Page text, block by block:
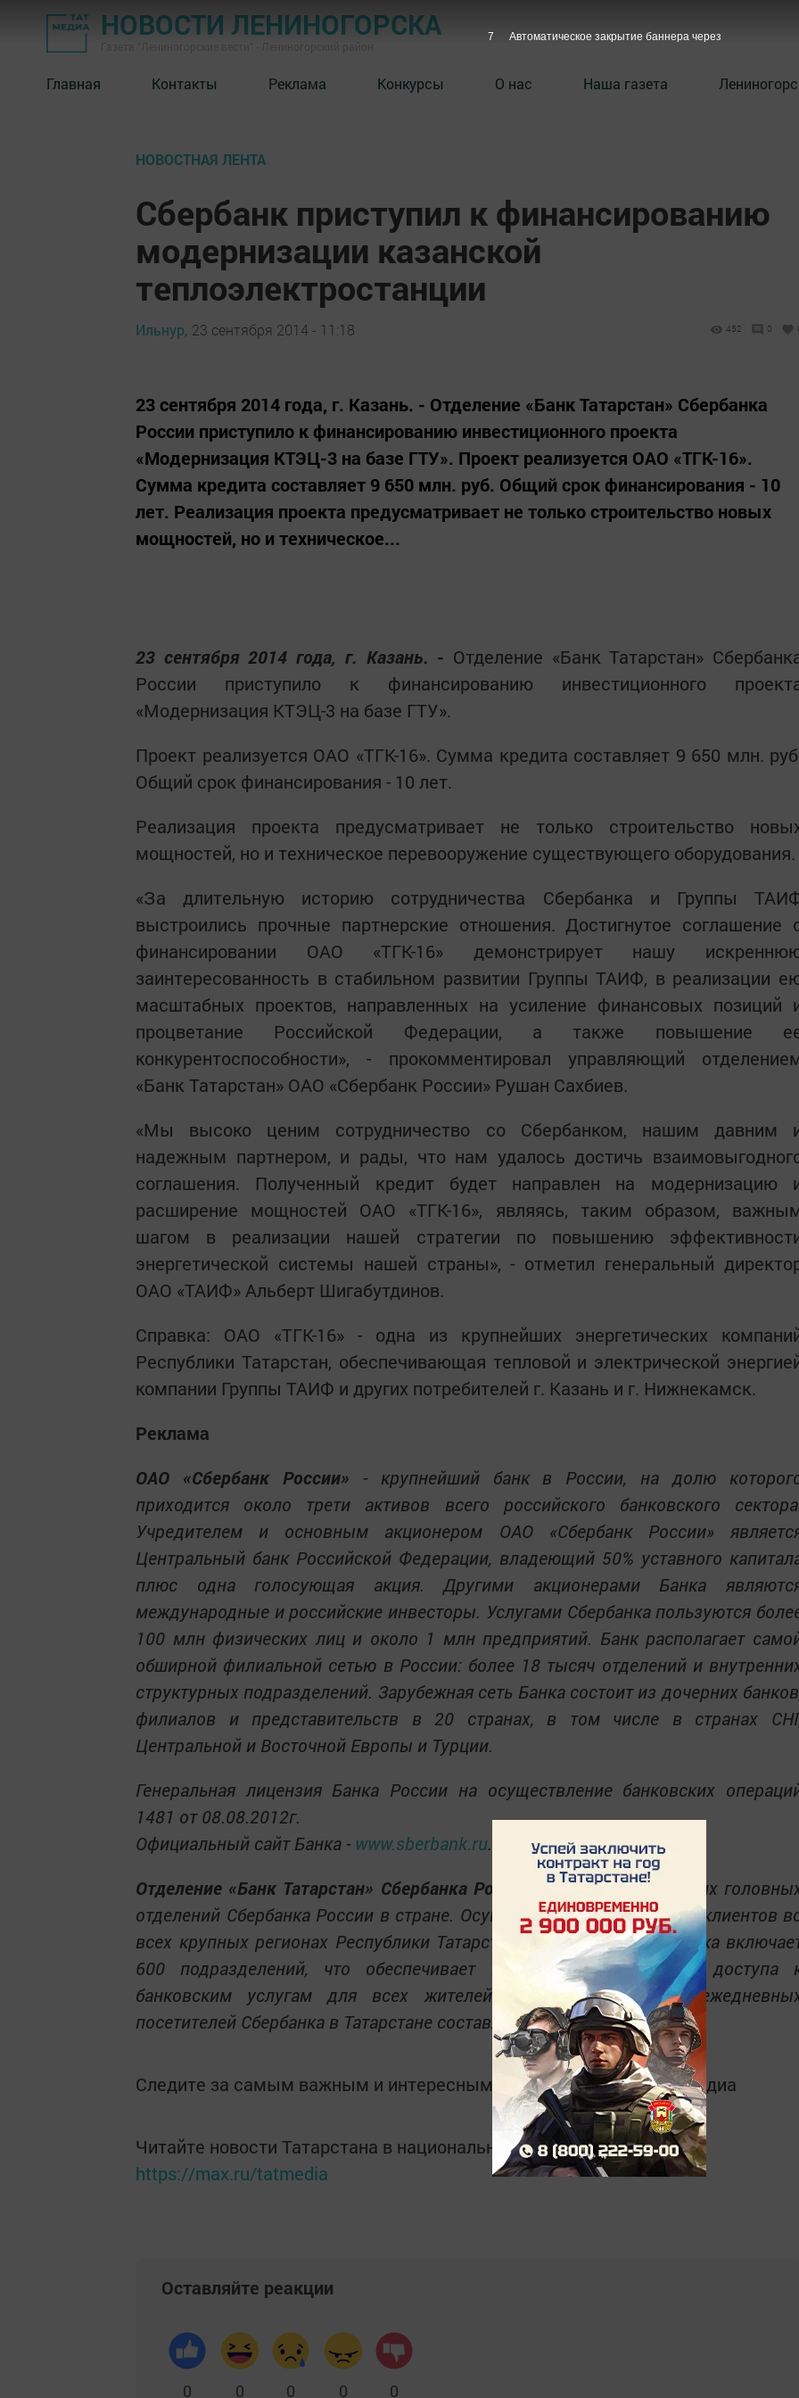
НОВОСТИ ЛЕНИНОГОРСКА
Главная Контакты Реклама Конкурсы О нас Наша газета
НОВОСТНАЯ ЛЕНТА
Сбербанк приступил к финансированию
модернизации казанской
теплоэлектростанции
Ильнур, 23 сентября 2014 - 11:18 452 0
23 сентября 2014 года, г. Казань. - Отделение «Банк Татарстан» Сбербанка
России приступило к финансированию инвестиционного проекта
«Модернизация КТЭЦ-3 на базе ГТУ». Проект реализуется ОАО «ТГК-16».
Сумма кредита составляет 9 650 млн. руб. Общий срок финансирования - 10
лет. Реализация проекта предусматривает не только строительство новых
мощностей, но и техническое...
23 сентября 2014 года, г. Казань. - Отделение «Банк Татарстан»
России приступило к финансированию инвестиционного
«Модернизация КТЭЦ-3 на базе ГТУ».
Проект реализуется ОАО «ТГК-16». Сумма кредита составляет 9 650 млн.
Общий срок финансирования - 10 лет.
Реализация проекта предусматривает не только строительство
мощностей, но и техническое перевооружение существующего оборудования.
«За длительную историю сотрудничества Сбербанка и Группы
выстроились прочные партнерские отношения. Достигнутое соглашение
финансировании ОАО «ТГК-16» демонстрирует нашу
заинтересованность в стабильном развитии Группы ТАИФ, в реализации
масштабных проектов, направленных на усиление финансовых позиций
процветание Российской Федерации, а также повышение
конкурентоспособности», - прокомментировал управляющий
«Банк Татарстан» ОАО «Сбербанк России» Рушан Сахбиев.
«Мы высоко ценим сотрудничество со Сбербанком, нашим давним
надежным партнером, и рады, что нам удалось достичь
соглашения. Полученный кредит будет направлен на модернизацию
расширение мощностей ОАО «ТГК-16», являясь, таким образом,
шагом в реализации нашей стратегии по повышению
энергетической системы нашей страны», - отметил генеральный
ОАО «ТАИФ» Альберт Шигабутдинов.
Справка: ОАО «ТГК-16» - одна из крупнейших энергетических
Республики Татарстан, обеспечивающая тепловой и электрической
компании Группы ТАИФ и других потребителей г. Казань и г. Нижнекамск.
Реклама
ОАО «Сбербанк России» - крупнейший банк в России, на долю
приходится около трети активов всего российского банковского
Учредителем и основным акционером ОАО «Сбербанк России»
Центральный банк Российской Федерации, владеющий 50% уставного
плюс одна голосующая акция. Другими акционерами Банка
международные и российские инвесторы. Услугами Сбербанка пользуются
100 млн физических лиц и около 1 млн предприятий. Банк располагает
обширной филиальной сетью в России: более 18 тысяч отделений и
структурных подразделений. Зарубежная сеть Банка состоит из дочерних
филиалов и представительств в 20 странах, в том числе в странах
Центральной и Восточной Европы и Турции.
Генеральная лицензия Банка России на осуществление банковских
1481 от 08.08.2012г.
Официальный сайт Банка - www.sberbank.ru.
Отделение «Банк Татарстан» Сбербанка России
- одно из крупнейших
отделений Сбербанка России в стране. Осуществляет обслуживание клиентов
всех крупных регионах Республики Татарстан. Филиальная сеть банка
600 подразделений, что обеспечивает максимальное удобство доступа
банковским услугам для всех жителей региона. Количество
посетителей Сбербанка в Татарстане составляет - 126 000 человек.
Следите за самым важным и интересным в Telegram-каналеТатмедиа
Читайте новости Татарстана в национальном мессенджере MАХ:
https://max.ru/tatmedia
Оставляйте реакции
0 0 0 0 0
6 Автоматическое закрытие баннера через